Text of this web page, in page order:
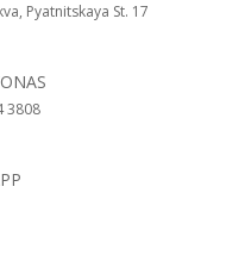
Pyatnitskaya St. 17
3808